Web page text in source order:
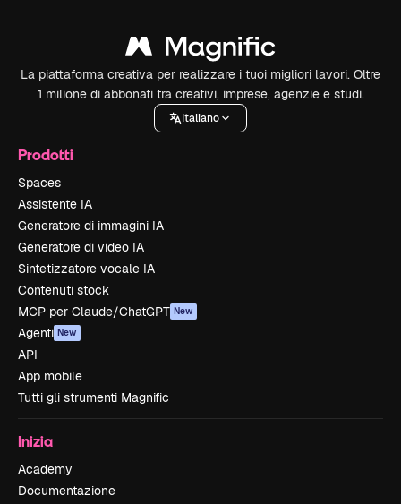
La piattaforma creativa per realizzare i tuoi migliori lavori. Oltre
1 milione di abbonati tra creativi, imprese, agenzie e studi.
Italiano
Prodotti
Spaces
Assistente IA
Generatore di immagini IA
Generatore di video IA
Sintetizzatore vocale IA
Contenuti stock
MCP per Claude/ChatGPT New
Agenti New
API
App mobile
Tutti gli strumenti Magnific
Inizia
Academy
Documentazione